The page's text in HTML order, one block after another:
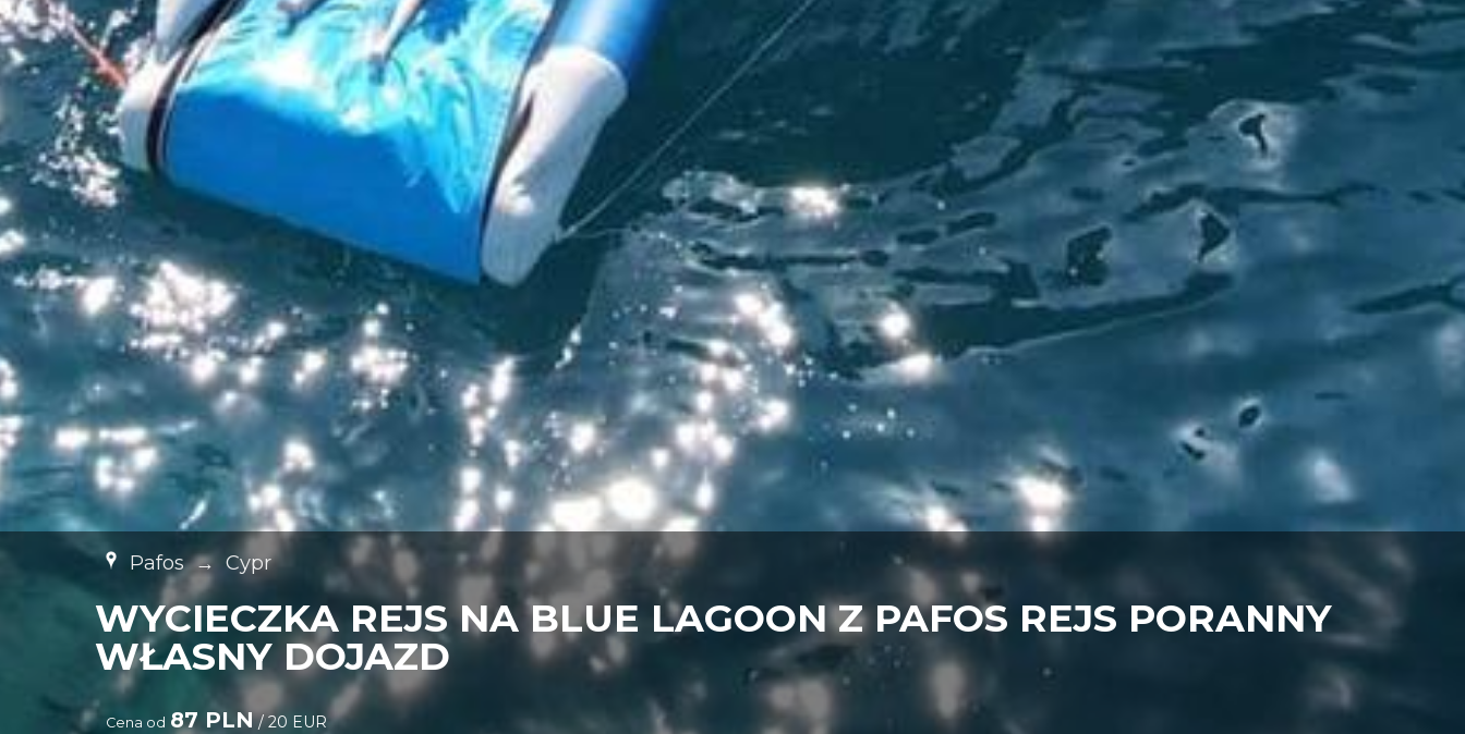
Pafos → Cypr
WYCIECZKA REJS NA BLUE LAGOON Z PAFOS REJS PORANNY
WŁASNY DOJAZD
Cena od 87 PLN/ 20 EUR